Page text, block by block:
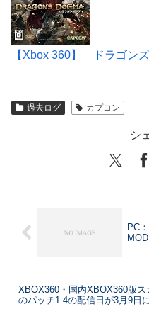
【Xbox 360】 ドラゴン
過去ログ カプコン
シ
PC
XBOX360・国内XBOX360版ス
のパッチ1.4の配信日が3月9日